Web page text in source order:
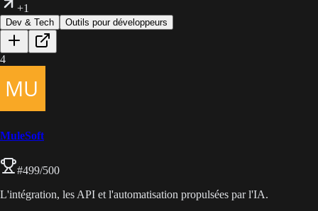
+1
Dev & Tech Outils pour développeurs
4
MuleSoft
#499/500
L'intégration, les API et l'automatisation propulsées par l'IA.